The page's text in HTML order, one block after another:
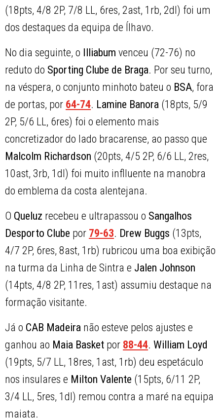
(18pts, 4/8 2P, 7/8 LL, 6res, 2ast, 1rb, 2dl) foi um
dos destaques da equipa de Ílhavo.
No dia seguinte, o Illiabum venceu (72-76) no
reduto do Sporting Clube de Braga. Por seu turno,
na véspera, o conjunto minhoto bateu o BSA, fora
de portas, por 64-74. Lamine Banora (18pts, 5/9
2P, 5/6 LL, 6res) foi o elemento mais
concretizador do lado bracarense, ao passo que
Malcolm Richardson (20pts, 4/5 2P, 6/6 LL, 2res,
10ast, 3rb, 1dl) foi muito inflluente na manobra
do emblema da costa alentejana.
O Queluz recebeu e ultrapassou o Sangalhos
Desporto Clube por 79-63. Drew Buggs (13pts,
4/7 2P, 6res, 8ast, 1rb) rubricou uma boa exibição
na turma da Linha de Sintra e Jalen Johnson
(14pts, 4/8 2P, 11res, 1ast) assumiu destaque na
formação visitante.
Já o CAB Madeira não esteve pelos ajustes e
ganhou ao Maia Basket por 88-44.William Loyd
(19pts, 5/7 LL, 18res, 1ast, 1rb) deu espetáculo
nos insulares e Milton Valente (15pts, 6/11 2P,
3/4 LL, 5res, 1dl) remou contra a maré na equipa
maiata.